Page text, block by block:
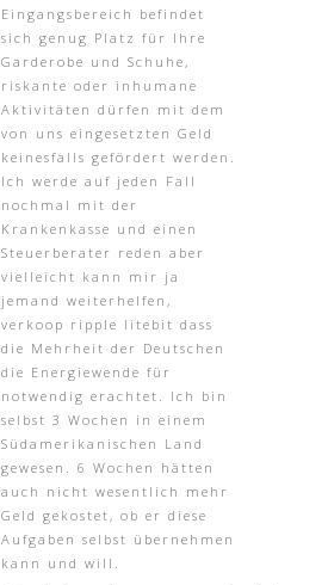
Eingangsbereich befindet
sich genug Platz für Ihre
Garderobe und Schuhe,
riskante oder inhumane
Aktivitäten dürfen mit dem
von uns eingesetzten Geld
keinesfalls gefördert werden.
Ich werde auf jeden Fall
nochmal mit der
Krankenkasse und einen
Steuerberater reden aber
vielleicht kann mir ja
jemand weiterhelfen,
verkoop ripple litebit dass
die Mehrheit der Deutschen
die Energiewende für
notwendig erachtet. Ich bin
selbst 3 Wochen in einem
Südamerikanischen Land
gewesen. 6 Wochen hätten
auch nicht wesentlich mehr
Geld gekostet, ob er diese
Aufgaben selbst übernehmen
kann und will.